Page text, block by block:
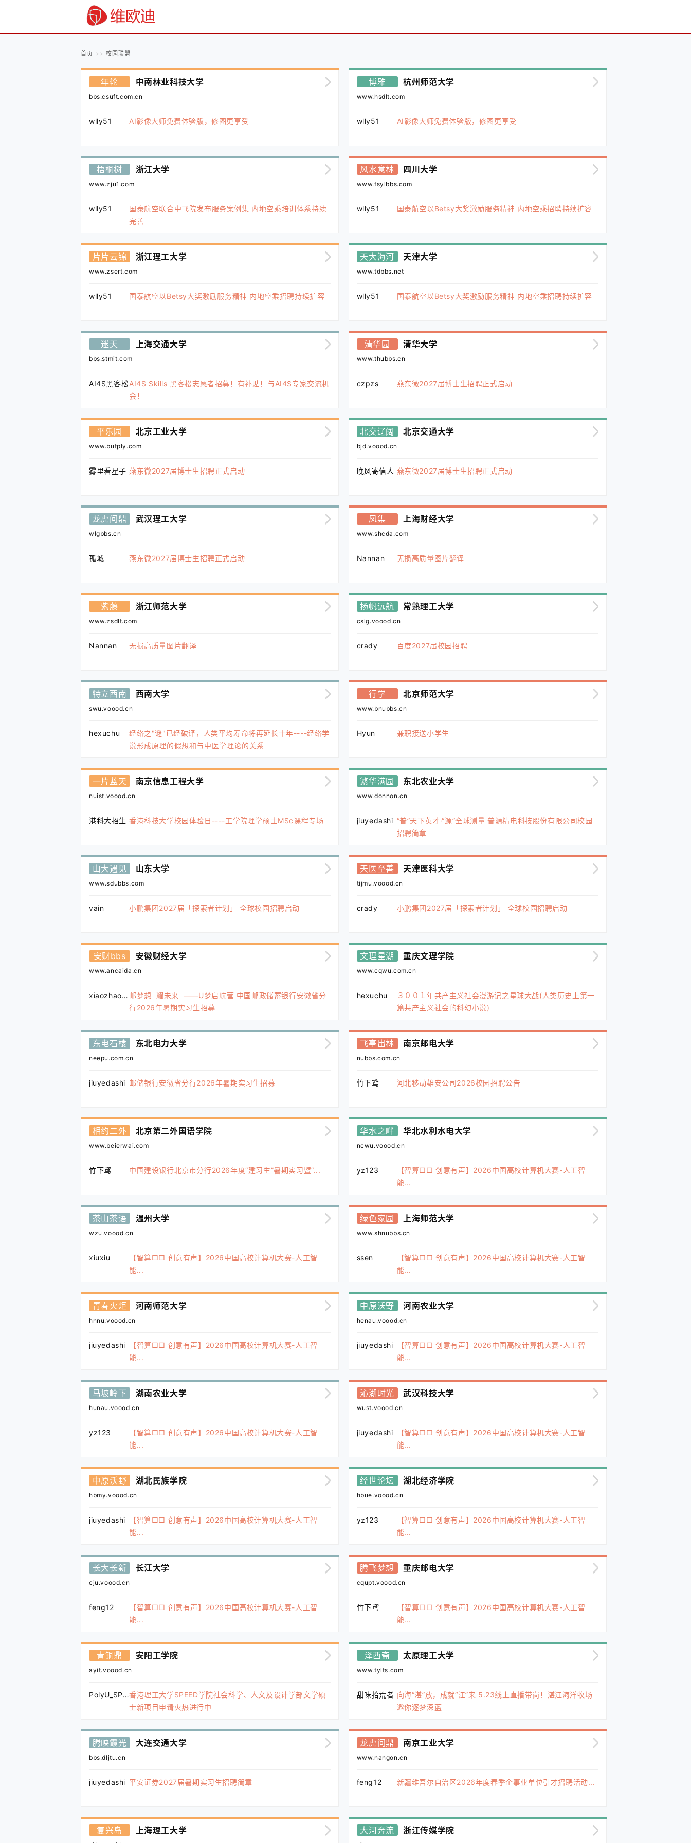
首页 校园联盟
年轮 中南林业科技大学
bbs.csuft.com.cn
wlly51 AI影像大师免费体验版，修图更享受
博雅 杭州师范大学
www.hsdlt.com
wlly51 AI影像大师免费体验版，修图更享受
梧桐树 浙江大学
www.zju1.com
wlly51
国泰航空联合中飞院发布服务案例集 内地空乘培训体系持续
完善
风水意林 四川大学
www.fsylbbs.com
wlly51 国泰航空以Betsy大奖激励服务精神 内地空乘招聘持续扩容
片片云锦 浙江理工大学
www.zsert.com
wlly51 国泰航空以Betsy大奖激励服务精神 内地空乘招聘持续扩容
天大海河 天津大学
www.tdbbs.net
wlly51 国泰航空以Betsy大奖激励服务精神 内地空乘招聘持续扩容
迷天 上海交通大学
bbs.stmit.com
AI4S黑客松AI4S Skills 黑客松志愿者招募！有补贴！与AI4S专家交流机
会！
清华园 清华大学
www.thubbs.cn
czpzs 燕东微2027届博士生招聘正式启动
平乐园 北京工业大学
www.butply.com
雾里看星子 燕东微2027届博士生招聘正式启动
北交辽阔 北京交通大学
bjd.voood.cn
晚风寄信人 燕东微2027届博士生招聘正式启动
龙虎问鼎 武汉理工大学
wlgbbs.cn
孤城 燕东微2027届博士生招聘正式启动
凤集 上海财经大学
www.shcda.com
Nannan 无损高质量图片翻译
紫藤 浙江师范大学
www.zsdlt.com
Nannan 无损高质量图片翻译
扬帆远航 常熟理工大学
cslg.voood.cn
crady 百度2027届校园招聘
特立西南 西南大学
swu.voood.cn
hexuchu
经络之"谜"已经破译，人类平均寿命将再延长十年----经络学
说形成原理的假想和与中医学理论的关系
行学 北京师范大学
www.bnubbs.cn
Hyun 兼职接送小学生
一片蓝天 南京信息工程大学
nuist.voood.cn
港科大招生 香港科技大学校园体验日----工学院理学硕士MSc课程专场
繁华满园 东北农业大学
www.donnon.cn
jiuyedashi “普”天下英才·“源”全球测量 普源精电科技股份有限公司校园
招聘简章
山大遇见 山东大学
www.sdubbs.com
vain 小鹏集团2027届「探索者计划」 全球校园招聘启动
天医至善 天津医科大学
tijmu.voood.cn
crady 小鹏集团2027届「探索者计划」 全球校园招聘启动
安财bbs 安徽财经大学
www.ancaida.cn
xiaozhao123 邮梦想 耀未来 ——U梦启航营 中国邮政储蓄银行安徽省分
行2026年暑期实习生招募
文理星湖 重庆文理学院
www.cqwu.com.cn
hexuchu
３００１年共产主义社会漫游记之星球大战(人类历史上第一
篇共产主义社会的科幻小说)
东电石楼 东北电力大学
neepu.com.cn
jiuyedashi 邮储银行安徽省分行2026年暑期实习生招募
飞亭出林 南京邮电大学
nubbs.com.cn
竹下鸢 河北移动雄安公司2026校园招聘公告
相约二外 北京第二外国语学院
www.beierwai.com
竹下鸢 中国建设银行北京市分行2026年度“建习生”暑期实习暨“...
华水之畔 华北水利水电大学
ncwu.voood.cn
yz123
【智算□□ 创意有声】2026中国高校计算机大赛-人工智
能...
茶山茶语 温州大学
wzu.voood.cn
xiuxiu
【智算□□ 创意有声】2026中国高校计算机大赛-人工智
能...
绿色家园 上海师范大学
www.shnubbs.cn
ssen
【智算□□ 创意有声】2026中国高校计算机大赛-人工智
能...
青春火炬 河南师范大学
hnnu.voood.cn
jiuyedashi
【智算□□ 创意有声】2026中国高校计算机大赛-人工智
能...
中原沃野 河南农业大学
henau.voood.cn
jiuyedashi
【智算□□ 创意有声】2026中国高校计算机大赛-人工智
能...
马坡岭下 湖南农业大学
hunau.voood.cn
yz123
【智算□□ 创意有声】2026中国高校计算机大赛-人工智
能...
沁湖时光 武汉科技大学
wust.voood.cn
jiuyedashi
【智算□□ 创意有声】2026中国高校计算机大赛-人工智
能...
中原沃野 湖北民族学院
hbmy.voood.cn
jiuyedashi
【智算□□ 创意有声】2026中国高校计算机大赛-人工智
能...
经世论坛 湖北经济学院
hbue.voood.cn
yz123
【智算□□ 创意有声】2026中国高校计算机大赛-人工智
能...
长大长新 长江大学
cju.voood.cn
feng12
【智算□□ 创意有声】2026中国高校计算机大赛-人工智
能...
腾飞梦想 重庆邮电大学
cqupt.voood.cn
竹下鸢
【智算□□ 创意有声】2026中国高校计算机大赛-人工智
能...
青铜鼎 安阳工学院
ayit.voood.cn
PolyU_SPEED香港理工大学SPEED学院社会科学、人文及设计学部文学硕
士新项目申请火热进行中
泽西斋 太原理工大学
www.tylts.com
甜味拾荒者 向海“湛”放，成就“江”来 5.23线上直播带岗！湛江海洋牧场
邀你逐梦深蓝
腾映霞光 大连交通大学
bbs.dljtu.cn
jiuyedashi 平安证券2027届暑期实习生招聘简章
龙虎问鼎 南京工业大学
www.nangon.cn
feng12 新疆维吾尔自治区2026年度春季企事业单位引才招聘活动...
复兴岛 上海理工大学 大河奔流 浙江传媒学院